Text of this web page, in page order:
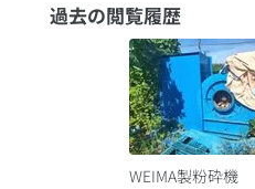
過去の閲覧履歴
WEIMA製粉砕機